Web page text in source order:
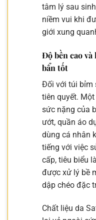
tâm lý sau
niềm vui khi
giới xung
Độ bền cao và
bẩn tốt
Đối với túi bỉm
tiên quyết.
sức nặng của
ướt, quần áo
dùng cá nhân
tiếng với việc
cấp, tiêu biểu
được xử lý bề
dập chéo đặc
Chất liệu da